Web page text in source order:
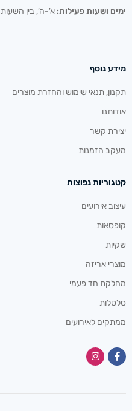
ימים ושעות פעילות: א’-ה’, בין השעות 08:30-16:30
מידע נוסף
תקנון, תנאי שימוש והחזרת מוצרים
אודותנו
יצירת קשר
מעקב הזמנות
קטגוריות נפוצות
עיצוב אירועים
קופסאות
שקיות
מוצרי אריזה
מחלקת חד פעמי
סלסלות
ממתקים לאירועים